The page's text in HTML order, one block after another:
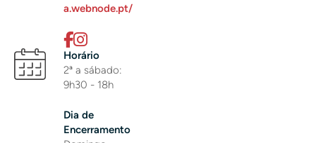
a.webnode.pt/
Horário
2ª a sábado:
9h30 - 18h
Dia de
Encerramento